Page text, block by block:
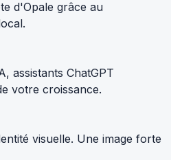
d'Opale grâce au
assistants ChatGPT
votre croissance.
visuelle. Une image forte